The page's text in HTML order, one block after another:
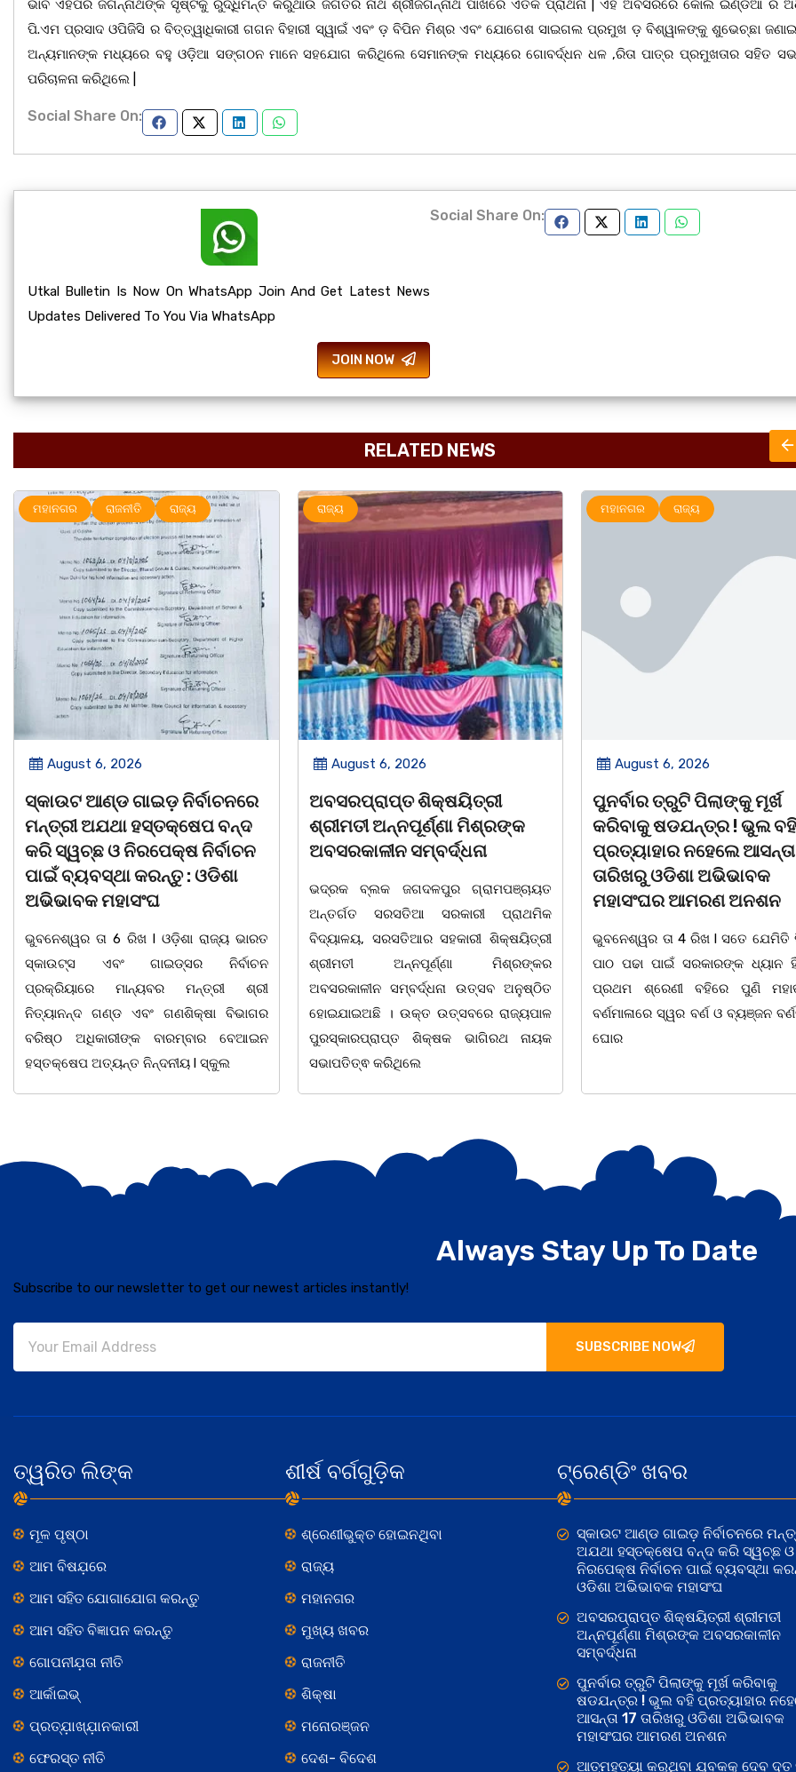
ଭାବ ଏହିପରି ଜଗନ୍ନାଥଙ୍କ ସୃଷ୍ଟିକୁ ରୁଦ୍ଧିମନ୍ତ କରୁଥାଉ ଜଗତର ନାଥ ଶ୍ରୀଜଗନ୍ନାଥ ପାଖରେ ଏତିକି ପ୍ରାର୍ଥନା | ଏହି ଅବସରରେ କୋଲ ଇଣ୍ଡିଆ ର
ପି.ଏମ ପ୍ରସାଦ ଓପିଜିସି ର ବିତ୍ତ୍ୱାଧିକାରୀ ଗଗନ ବିହାରୀ ସ୍ୱାଇଁ ଏବଂ ଡ଼ ବିପିନ ମିଶ୍ର ଏବଂ ଯୋଗେଶ ସାଇଗଲ ପ୍ରମୁଖ ଡ଼ ବିଶ୍ୱାଳଙ୍କୁ ଶୁଭେଚ୍ଛା
ଅନ୍ୟମାନଙ୍କ ମଧ୍ୟରେ ବହୁ ଓଡ଼ିଆ ସଙ୍ଗଠନ ମାନେ ସହଯୋଗ କରିଥିଲେ ସେମାନଙ୍କ ମଧ୍ୟରେ ଗୋବର୍ଦ୍ଧନ ଧଳ ,ରିତା ପାତ୍ର ପ୍ରମୁଖତାର ସହିତ
ପରିଚାଳନା କରିଥିଲେ |
Social Share On:
Utkal Bulletin Is Now On WhatsApp Join And Get Latest News
Updates Delivered To You Via WhatsApp
JOIN NOW
Social Share On:
RELATED NEWS
ରାଜ୍ୟ
August 6, 2026
ଅବସରପ୍ରାପ୍ତ ଶିକ୍ଷୟିତ୍ରୀ
ଶ୍ରୀମତୀ ଅନ୍ନପୂର୍ଣ୍ଣା ମିଶ୍ରଙ୍କ
ଅବସରକାଳୀନ ସମ୍ବର୍ଦ୍ଧନା
ଭଦ୍ରକ ବ୍ଲକ ଜଗଦଳପୁର ଗ୍ରାମପଞ୍ଚାୟତ
ବିଦ୍ୟାଳୟ, ସରସତିଆର ସହକାରୀ ଶିକ୍ଷୟିତ୍ରୀ
ଶ୍ରୀମତୀ ଅନ୍ନପୂର୍ଣ୍ଣା ମିଶ୍ରଙ୍କର
ଅବସରକାଳୀନ ସମ୍ବର୍ଦ୍ଧନା ଉତ୍ସବ ଅନୁଷ୍ଠିତ
ହୋଇଯାଇଅଛି । ଉକ୍ତ ଉତ୍ସବରେ ରାଜ୍ୟପାଳ
ପୁରସ୍କାରପ୍ରାପ୍ତ ଶିକ୍ଷକ ଭାଗିରଥ ନାୟକ
ସଭାପତିତ୍ଵ କରିଥିଲେ
ମହାନଗର ରାଜ୍ୟ
August 6, 2026
ପୁନର୍ବାର ତ୍ରୁଟି ପିଲାଙ୍କୁ ମୂର୍ଖ
କରିବାକୁ ଷଡଯନ୍ତ୍ର ! ଭୁଲ ବହି
ପ୍ରତ୍ୟାହାର ନହେଲେ ଆସନ୍ତା 17
ମହାସଂଘର ଆମରଣ ଅନଶନ
ଭୁବନେଶ୍ୱର ତା 4 ରିଖ l ସତେ ଯେମିତି ପିଲାଙ୍କ
ପାଠ ପଢା ପାଇଁ ସରକାରଙ୍କ ଧ୍ୟାନ ହିଁ ନାହିଁ l
ପ୍ରଥମ ଶ୍ରେଣୀ ବହିରେ ପୁଣି ମହାତ୍ରୁଟି l
ବର୍ଣମାଳାରେ ସ୍ୱର ବର୍ଣ ଓ ବ୍ୟଞ୍ଜନ ବର୍ଣକୁ ନେଇ
ଘୋର
ଅପରାଧ ରାଜ୍ୟ
August 6, 2026
ଆତ୍ମହତ୍ୟା କରୁଥିବା ଯୁବକକୁ
ଦୂତ ସାଜି ଜୀବନ ବଞ୍ଚାଇଲେ
ଅଧିକାରୀ।
ବାଲିଅନ୍ତା, ୦୫/୦୮(ଗୋବର୍ଦ୍ଧନ
ଅଧିକାରୀ ମାନେ ଏବେ ଦାୟିତ୍ଵବାନ
ବିଭିନ୍ନ ଘଟଣାର ତତକ୍ଷଣାତ୍ ଅଭିଯୋଗ
ମାତ୍ରେ ତଦନ୍ତ ଆରମ୍ଭ କରୁଛି ପୁଲିସ ।
ଉଦାହରଣ ଦେଖିବାକୁ ମିଳିଛି ଧଉଳି
୦୪.୦୮.୨୦୨୬
Always Stay Up To Date
Subscribe to our newsletter to get our newest articles instantly!
SUBSCRIBE NOW
ତ୍ୱରିତ ଲିଙ୍କ
ମୂଳ ପୃଷ୍ଠା
ଆମ ବିଷଯ଼ରେ
ଆମ ସହିତ ଯୋଗାଯୋଗ କରନ୍ତୁ
ଆମ ସହିତ ବିଜ୍ଞାପନ କରନ୍ତୁ
ଗୋପନୀଯ଼ତା ନୀତି
ଆର୍କାଇଭ୍
ପ୍ରତ୍ଯ଼ାଖ୍ଯ଼ାନକାରୀ
ଫେରସ୍ତ ନୀତି
ଶୀର୍ଷ ବର୍ଗଗୁଡ଼ିକ
ଶ୍ରେଣୀଭୁକ୍ତ ହୋଇନଥିବା
ରାଜ୍ୟ
ମହାନଗର
ମୁଖ୍ୟ ଖବର
ରାଜନୀତି
ଶିକ୍ଷା
ମନୋରଞ୍ଜନ
ଦେଶ- ବିଦେଶ
ଟ୍ରେଣ୍ଡିଂ ଖବର
ସ୍କାଉଟ ଆଣ୍ଡ ଗାଇଡ଼ ନିର୍ବାଚନରେ
ଅଯଥା ହସ୍ତକ୍ଷେପ ବନ୍ଦ କରି ସ୍ୱଚ୍ଛ ଓ
ନିରପେକ୍ଷ ନିର୍ବାଚନ ପାଇଁ ବ୍ୟବସ୍ଥା
ଓଡିଶା ଅଭିଭାବକ ମହାସଂଘ
ଅବସରପ୍ରାପ୍ତ ଶିକ୍ଷୟିତ୍ରୀ ଶ୍ରୀମତୀ
ଅନ୍ନପୂର୍ଣ୍ଣା ମିଶ୍ରଙ୍କ ଅବସରକାଳୀନ
ସମ୍ବର୍ଦ୍ଧନା
ପୁନର୍ବାର ତ୍ରୁଟି ପିଲାଙ୍କୁ ମୂର୍ଖ କରିବାକୁ
ଷଡଯନ୍ତ୍ର ! ଭୁଲ ବହି ପ୍ରତ୍ୟାହାର
ଆସନ୍ତା 17 ତାରିଖରୁ ଓଡିଶା ଅଭିଭାବକ
ମହାସଂଘର ଆମରଣ ଅନଶନ
ଆତ୍ମହତ୍ୟା କରୁଥିବା ଯୁବକକୁ ଦେବ ଦୂତ